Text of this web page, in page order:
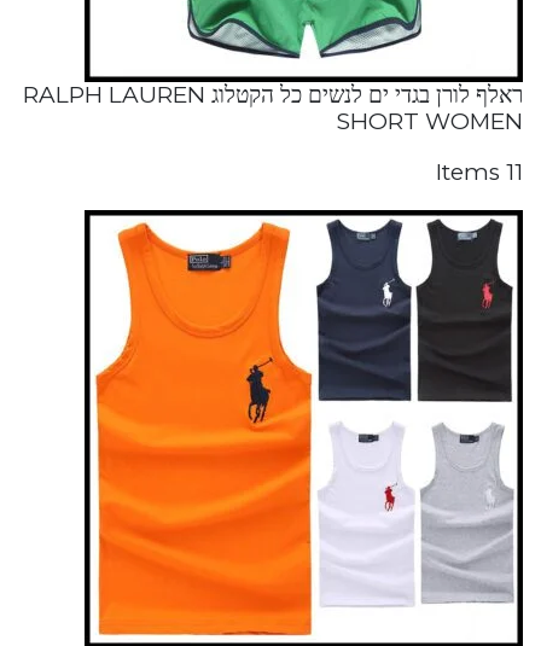
ראלף לורן בגדי ים לנשים כל הקטלוג RALPH LAUREN
SHORT WOMEN
11 Items